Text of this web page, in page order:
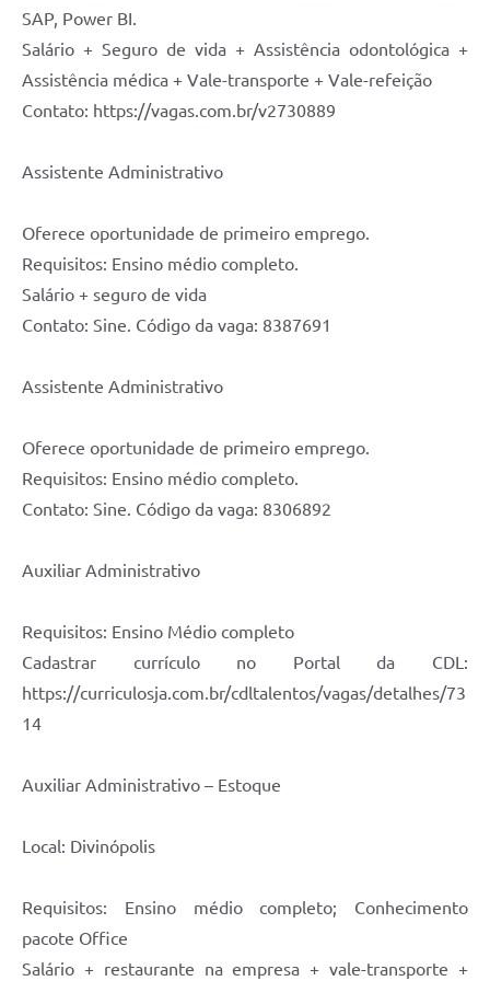
SAP, Power BI.
Salário + Seguro de vida + Assistência odontológica +
Assistência médica + Vale-transporte + Vale-refeição
Contato: https://vagas.com.br/v2730889
Assistente Administrativo
Oferece oportunidade de primeiro emprego.
Requisitos: Ensino médio completo.
Salário + seguro de vida
Contato: Sine. Código da vaga: 8387691
Assistente Administrativo
Oferece oportunidade de primeiro emprego.
Requisitos: Ensino médio completo.
Contato: Sine. Código da vaga: 8306892
Auxiliar Administrativo
Requisitos: Ensino Médio completo
Cadastrar currículo no Portal da CDL:
https://curriculosja.com.br/cdltalentos/vagas/detalhes/73
14
Auxiliar Administrativo – Estoque
Local: Divinópolis
Requisitos: Ensino médio completo; Conhecimento
pacote Office
Salário + restaurante na empresa + vale-transporte +